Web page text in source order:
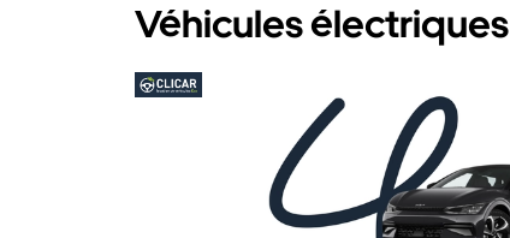
Véhicules électriques